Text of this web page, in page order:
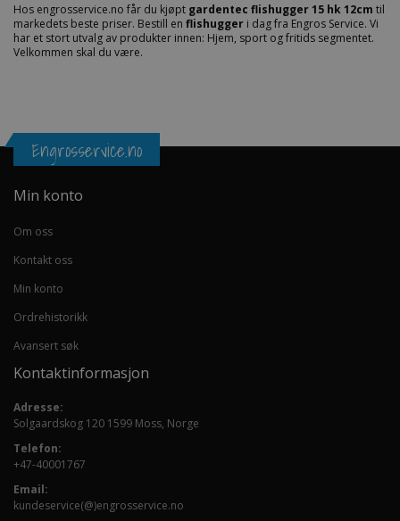
Hos engrosservice.no får du kjøpt gardentec flishugger 15 hk 12cm til
markedets beste priser. Bestill en flishugger i dag fra Engros Service. Vi
har et stort utvalg av produkter innen: Hjem, sport og fritids segmentet.
Velkommen skal du være.
Engrosservice.no
Min konto
Om oss
Kontakt oss
Min konto
Ordrehistorikk
Avansert søk
Kontaktinformasjon
Adresse:
Solgaardskog 120 1599 Moss, Norge
Telefon:
+47-40001767
Email:
kundeservice(@)engrosservice.no